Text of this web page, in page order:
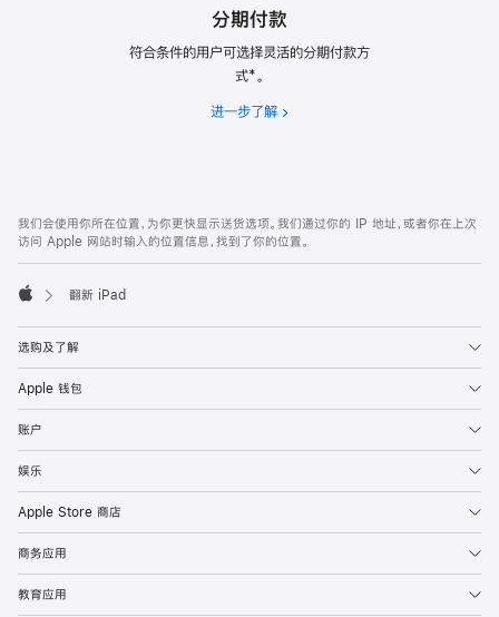
分期付款
符合条件的用户可选择灵活的分期付款方
式*。
进一步了解 分
页
页
脚
注
我们会使用你所在位置，为你更快显示送货选项。我们通过你的 IP 地址，或者你在上次
访问 Apple 网站时输入的位置信息，找到了你的位置。
翻新 iPad
选购及了解
Apple 钱包
账户
娱乐
Apple Store 商店
商务应用
教育应用